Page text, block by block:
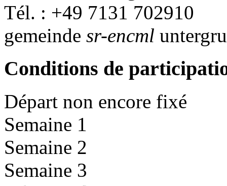
Tél. : +49 7131 702910
gemeinde sr-encml
Conditions de
Départ non encore fixé
Semaine 1
Semaine 2
Semaine 3